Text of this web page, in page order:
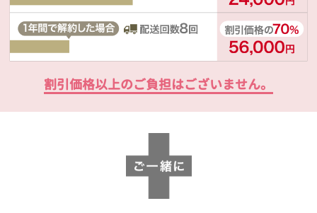
割引価格以上のご負担はございません。